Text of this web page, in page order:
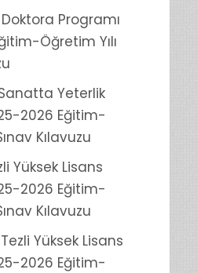
Programı
Öğretim Yılı
Yeterlik
2026 Eğitim-
Kılavuzu
Yüksek Lisans
2026 Eğitim-
Kılavuzu
Yüksek Lisans
2026 Eğitim-